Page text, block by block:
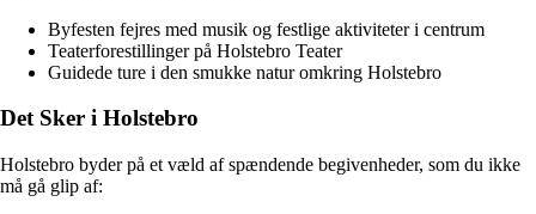
Byfesten fejres med musik og festlige aktiviteter i centrum
Teaterforestillinger på Holstebro Teater
Guidede ture i den smukke natur omkring Holstebro
Det Sker i Holstebro
Holstebro byder på et væld af spændende begivenheder, som du ikke
må gå glip af: